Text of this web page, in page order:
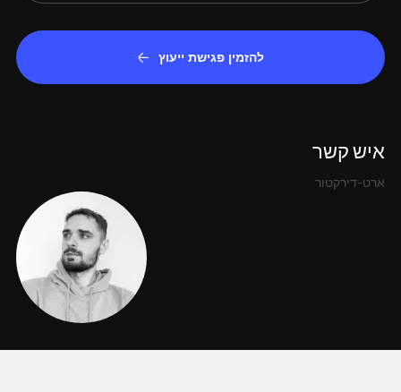
להזמין פגישת ייעוץ
איש קשר
ארט-דירקטור